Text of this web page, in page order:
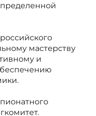
мастерству
и